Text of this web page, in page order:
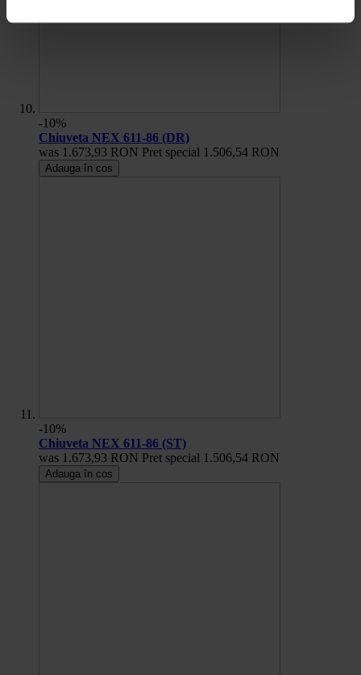
-10%
Chiuveta NEX 611-86 (DR)
was 1.673,93 RON Pret special 1.506,54 RON
Adauga în cos
-10%
Chiuveta NEX 611-86 (ST)
was 1.673,93 RON Pret special 1.506,54 RON
Adauga în cos